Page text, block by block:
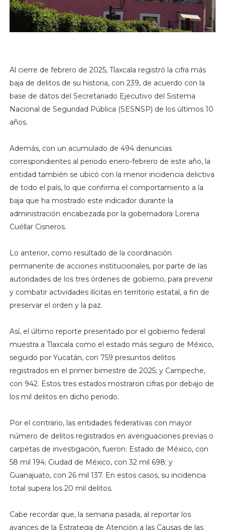
Al cierre de febrero de 2025, Tlaxcala registró la cifra más
baja de delitos de su historia, con 239, de acuerdo con la
base de datos del Secretariado Ejecutivo del Sistema
Nacional de Seguridad Pública (SESNSP) de los últimos 10
años.
Además, con un acumulado de 494 denuncias
correspondientes al periodo enero-febrero de este año, la
entidad también se ubicó con la menor incidencia delictiva
de todo el país, lo que confirma el comportamiento a la
baja que ha mostrado este indicador durante la
administración encabezada por la gobernadora Lorena
Cuéllar Cisneros.
Lo anterior, como resultado de la coordinación
permanente de acciones institucionales, por parte de las
autoridades de los tres órdenes de gobierno, para prevenir
y combatir actividades ilícitas en territorio estatal, a fin de
preservar el orden y la paz.
Así, el último reporte presentado por el gobierno federal
muestra a Tlaxcala como el estado más seguro de México,
seguido por Yucatán, con 759 presuntos delitos
registrados en el primer bimestre de 2025; y Campeche,
con 942. Estos tres estados mostraron cifras por debajo de
los mil delitos en dicho periodo.
Por el contrario, las entidades federativas con mayor
número de delitos registrados en averiguaciones previas o
carpetas de investigación, fueron: Estado de México, con
58 mil 194; Ciudad de México, con 32 mil 698; y
Guanajuato, con 26 mil 137. En estos casos, su incidencia
total supera los 20 mil delitos.
Cabe recordar que, la semana pasada, al reportar los
avances de la Estratega de Atención a las Causas de las